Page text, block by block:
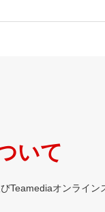
いて
Teamediaオンライン